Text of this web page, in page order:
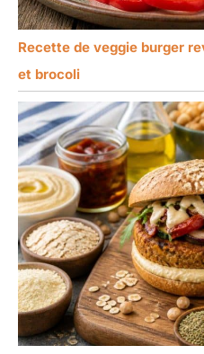
Recette de veggie burger
et brocoli